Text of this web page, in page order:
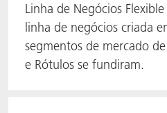
Linha de Negócios
linha de negócios criada
segmentos de mercado
e Rótulos se fundiram.